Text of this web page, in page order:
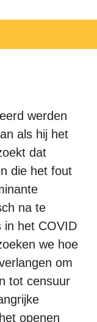
werden
als hij het
dat
die het fout
na te
in het COVID
we hoe
om
tot censuur
openen